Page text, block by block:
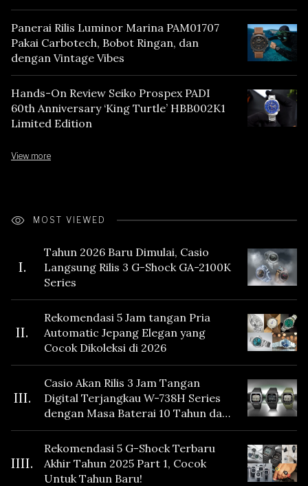
Panerai Rilis Luminor Marina PAM01707
Pakai Carbotech, Bobot Ringan, dan
dengan Vintage Vibes
Hands-On Review Seiko Prospex PADI
60th Anniversary ‘King Turtle’ HBB002K1
Limited Edition
View more
MOST VIEWED
I.
Tahun 2026 Baru Dimulai, Casio
Langsung Rilis 3 G-Shock GA-2100K
Series
II.
Rekomendasi 5 Jam tangan Pria
Automatic Jepang Elegan yang
Cocok Dikoleksi di 2026
III.
Casio Akan Rilis 3 Jam Tangan
Digital Terjangkau W-738H Series
dengan Masa Baterai 10 Tahun dan
Fitur Vibration
IIII.
Rekomendasi 5 G-Shock Terbaru
Akhir Tahun 2025 Part 1, Cocok
Untuk Tahun Baru!